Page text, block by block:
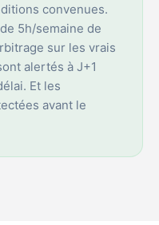
convenues.
5h/semaine de
sur les vrais
alertés à J+1
Et les
avant le